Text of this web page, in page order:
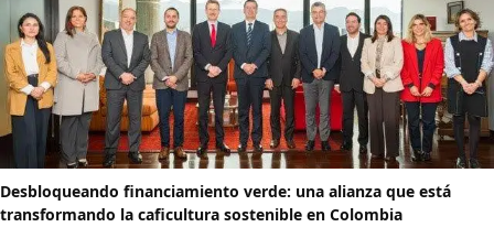
Desbloqueando financiamiento verde: una alianza que está
transformando la caficultura sostenible en Colombia